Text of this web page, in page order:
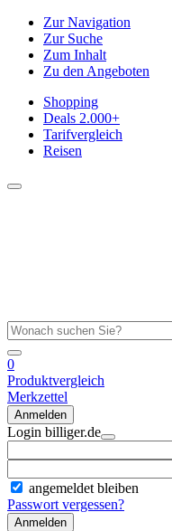
Zur Navigation
Zur Suche
Zum Inhalt
Zu den Angeboten
Shopping
Deals 2.000+
Tarifvergleich
Reisen
0
Produktvergleich
Merkzettel
Anmelden
Login billiger.de
angemeldet bleiben
Passwort vergessen?
Anmelden